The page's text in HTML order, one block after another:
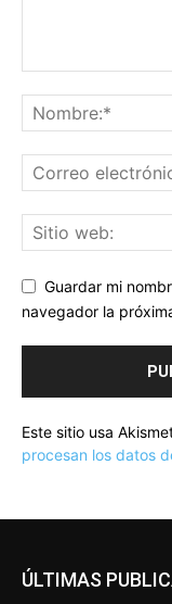
Guardar mi
navegador la
Este sitio usa
procesan los datos
ÚLTIMAS